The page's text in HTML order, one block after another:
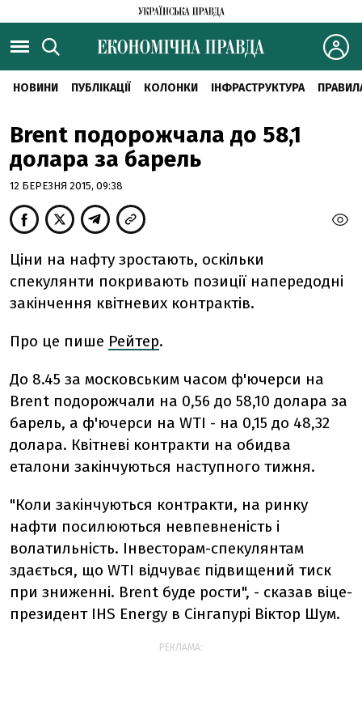
НОВИНИ ПУБЛІКАЦІЇ КОЛОНКИ ІНФРАСТРУКТУРА
Brent подорожчала до 58,1
долара за барель
12 БЕРЕЗНЯ 2015, 09:38
Ціни на нафту зростають, оскільки
спекулянти покривають позиції напередодні
закінчення квітневих контрактів.
Про це пише Рейтер.
До 8.45 за московським часом ф'ючерси на
Brent подорожчали на 0,56 до 58,10 долара за
барель, а ф'ючерси на WTI - на 0,15 до 48,32
долара. Квітневі контракти на обидва
еталони закінчуються наступного тижня.
"Коли закінчуються контракти, на ринку
нафти посилюються невпевненість і
волатильність. Інвесторам-спекулянтам
здається, що WTI відчуває підвищений тиск
при зниженні. Brent буде рости", - сказав віце-
президент IHS Energy в Сінгапурі Віктор Шум.
РЕКЛАМА: